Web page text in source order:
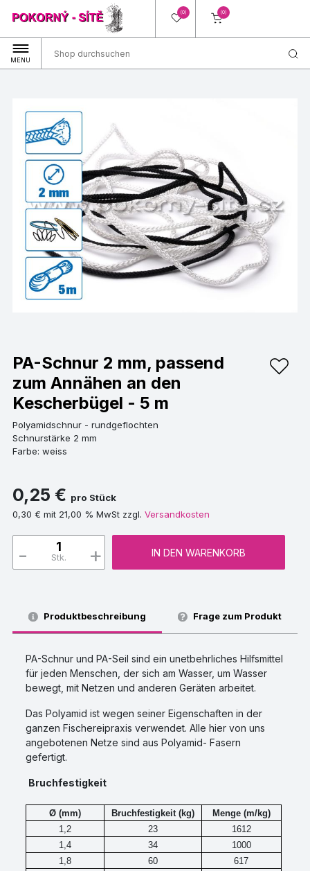
(0) (0)
MENU
PA-Schnur 2 mm, passend
zum Annähen an den
Kescherbügel - 5 m
Polyamidschnur - rundgeflochten
Schnurstärke 2 mm
Farbe: weiss
0,25 € pro Stück
0,30 € mit 21,00 % MwSt zzgl. Versandkosten
Stk. +
- IN DEN WARENKORB
Produktbeschreibung Frage zum Produkt
PA-Schnur und PA-Seil sind ein unetbehrliches Hilfsmittel
für jeden Menschen, der sich am Wasser, um Wasser
bewegt, mit Netzen und anderen Geräten arbeitet.
Das Polyamid ist wegen seiner Eigenschaften in der
ganzen Fischereipraxis verwendet. Alle hier von uns
angebotenen Netze sind aus Polyamid- Fasern
gefertigt.
Bruchfestigkeit
Ø (mm) Bruchfestigkeit (kg)
Menge (m/kg)
1,2
23
1612
1,4
34
1000
1,8
60
617